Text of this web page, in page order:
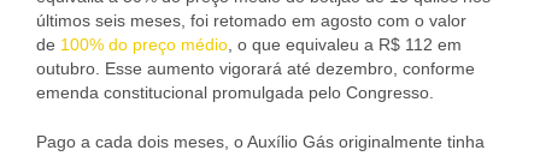
últimos seis meses, foi retomado em agosto com o valor
de 100% do preço médio , o que equivaleu a R$ 112 em
outubro. Esse aumento vigorará até dezembro, conforme
emenda constitucional promulgada pelo Congresso.
Pago a cada dois meses, o Auxílio Gás originalmente tinha